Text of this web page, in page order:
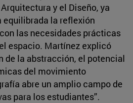
y el Diseño, ya
equilibrada la reflexión
las necesidades prácticas
espacio. Martínez explicó
de la abstracción, el potencial
del movimiento
abre un amplio campo de
para los estudiantes”.